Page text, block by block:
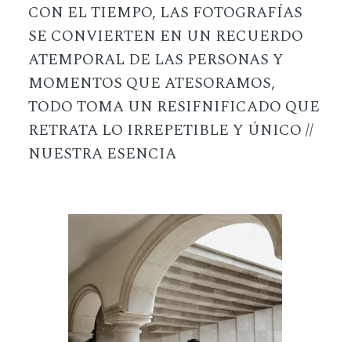
CON EL TIEMPO, LAS FOTOGRAFÍAS
SE CONVIERTEN EN UN RECUERDO
ATEMPORAL DE LAS PERSONAS Y
MOMENTOS QUE ATESORAMOS,
TODO TOMA UN RESIFNIFICADO QUE
RETRATA LO IRREPETIBLE Y ÚNICO //
NUESTRA ESENCIA